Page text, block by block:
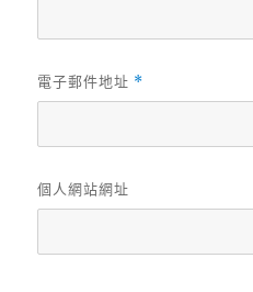
電子郵件地址 *
個人網站網址